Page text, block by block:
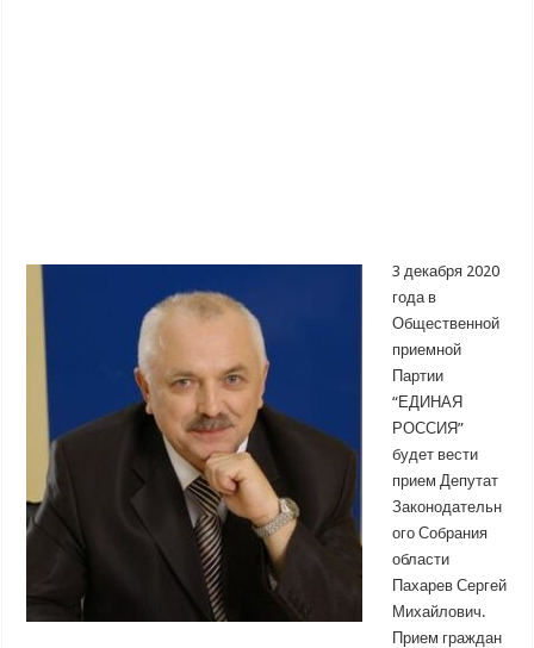
3 декабря 2020
года в
Общественной
приемной
Партии
“ЕДИНАЯ
РОССИЯ”
будет вести
прием Депутат
Законодательн
ого Собрания
области
Пахарев Сергей
Михайлович.
Прием граждан